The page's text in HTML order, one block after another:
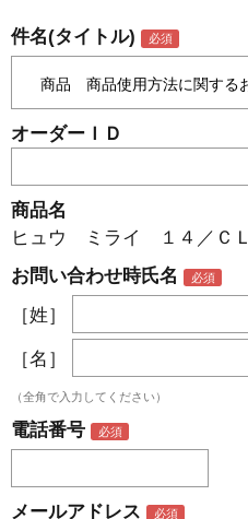
件名(タイトル)
オーダーＩＤ
商品名
ヒュウ ミライ １４／ＣＬ
お問い合わせ時氏名
［姓］
［名］
（全角で入力してください）
電話番号
メールアドレス